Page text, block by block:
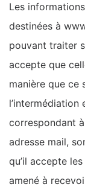
Les
destinées à
pouvant traiter
accepte que
manière que ce
l’intermédiation
correspondant
adresse mail,
qu’il accepte
amené à